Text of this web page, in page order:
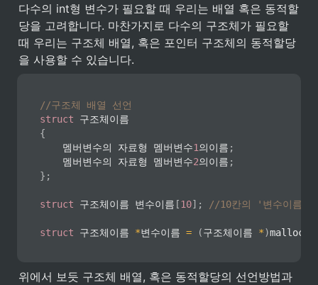
다수의 int형 변수가 필요할 때 우리는 배열 혹은 동적할
당을 고려합니다. 마찬가지로 다수의 구조체가 필요할
때 우리는 구조체 배열, 혹은 포인터 구조체의 동적할당
을 사용할 수 있습니다.
//구조체 배열 선언
struct
{
    멤버변수의 자료형 멤버변수
1의이름 ;
    멤버변수의 자료형 멤버변수
2의이름 ;
} ;
struct 구조체이름 변수이름 [10] ; //10칸의 '변수이름'
struct 구조체이름 *변수이름 = (구조체이름 *)malloc
위에서 보듯 구조체 배열, 혹은 동적할당의 선언방법과